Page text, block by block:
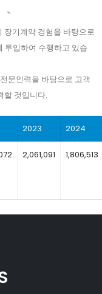
장기계약 경험을 바탕으로
입하여 수행하고 있습
문인력을 바탕으로 고객
할 것입니다.
2023 2024
2,061,091 1,806,513